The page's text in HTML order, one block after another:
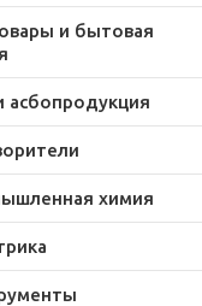
и бытовая
асбопродукция
химия